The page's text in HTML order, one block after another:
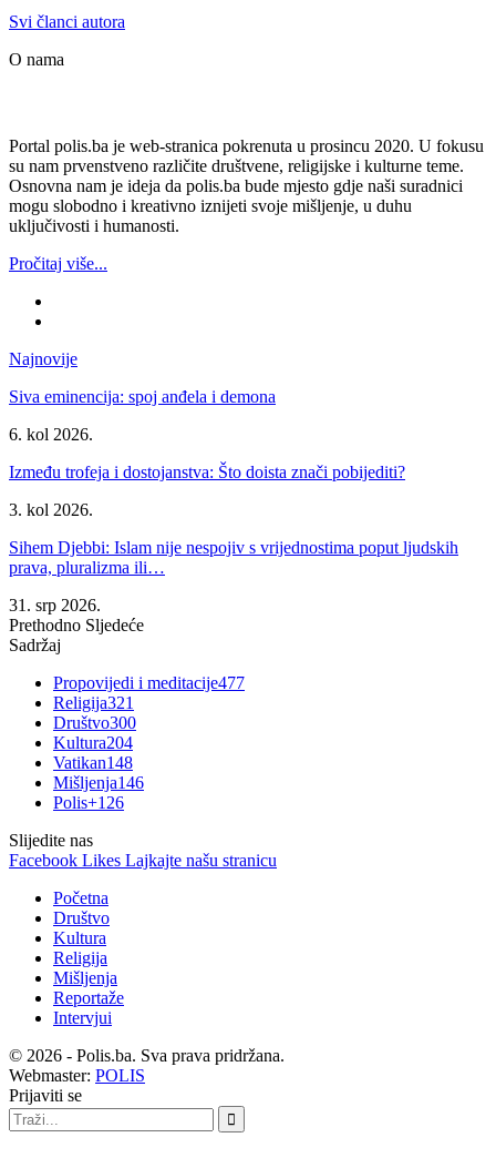
Svi članci autora
O nama
Portal polis.ba je web-stranica pokrenuta u prosincu 2020. U fokusu
su nam prvenstveno različite društvene, religijske i kulturne teme.
Osnovna nam je ideja da polis.ba bude mjesto gdje naši suradnici
mogu slobodno i kreativno iznijeti svoje mišljenje, u duhu
uključivosti i humanosti.
Pročitaj više...
Najnovije
Siva eminencija: spoj anđela i demona
6. kol 2026.
Između trofeja i dostojanstva: Što doista znači pobijediti?
3. kol 2026.
Sihem Djebbi: Islam nije nespojiv s vrijednostima poput ljudskih
prava, pluralizma ili…
31. srp 2026.
Prethodno Sljedeće
Sadržaj
Propovijedi i meditacije477
Religija321
Društvo300
Kultura204
Vatikan148
Mišljenja146
Polis+126
Slijedite nas
Facebook Likes Lajkajte našu stranicu
Početna
Društvo
Kultura
Religija
Mišljenja
Reportaže
Intervjui
© 2026 - Polis.ba. Sva prava pridržana.
Webmaster: POLIS
Prijaviti se